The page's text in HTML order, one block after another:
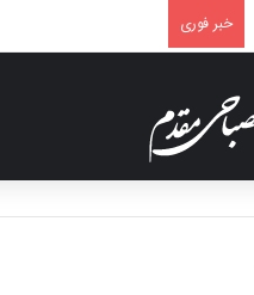
خبر فوری